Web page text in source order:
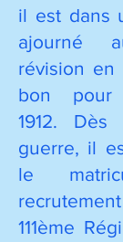
il est dans
ajourné
révision en
bon
1912. Dès
guerre, il
le
111ème